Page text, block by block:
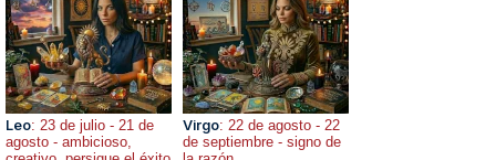
Leo: 23 de julio - 21 de
agosto - ambicioso,
Virgo: 22 de agosto - 22
de septiembre - signo de